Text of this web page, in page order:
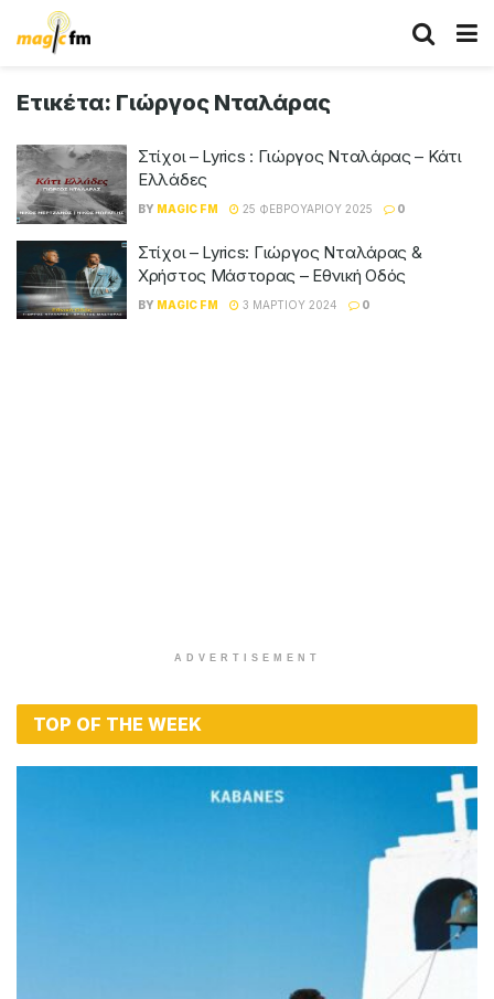
Ετικέτα: Γιώργος Νταλάρας
Στίχοι – Lyrics : Γιώργος Νταλάρας – Κάτι
Ελλάδες
BY MAGIC FM 25 ΦΕΒΡΟΥΑΡΊΟΥ 2025 0
Στίχοι – Lyrics: Γιώργος Νταλάρας &
Χρήστος Μάστορας – Εθνική Οδός
BY MAGIC FM 3 ΜΑΡΤΊΟΥ 2024 0
ADVERTISEMENT
TOP OF THE WEEK